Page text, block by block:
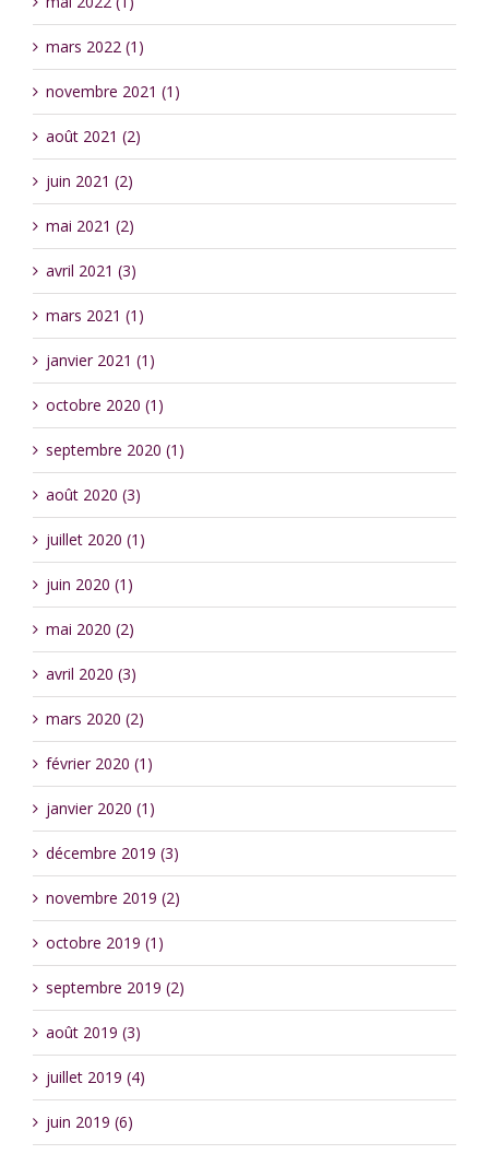
mars 2022 (1)
novembre 2021 (1)
août 2021 (2)
juin 2021 (2)
mai 2021 (2)
avril 2021 (3)
mars 2021 (1)
janvier 2021 (1)
octobre 2020 (1)
septembre 2020 (1)
août 2020 (3)
juillet 2020 (1)
juin 2020 (1)
mai 2020 (2)
avril 2020 (3)
mars 2020 (2)
février 2020 (1)
janvier 2020 (1)
décembre 2019 (3)
novembre 2019 (2)
octobre 2019 (1)
septembre 2019 (2)
août 2019 (3)
juillet 2019 (4)
juin 2019 (6)